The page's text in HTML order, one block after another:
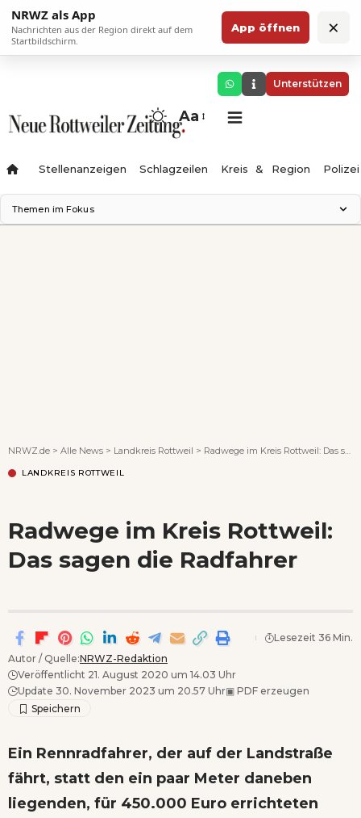
NRWZ als App
Nachrichten aus der Region direkt auf dem
Startbildschirm.
App öffnen ×
Unterstützen
Aa
Stellenanzeigen Schlagzeilen Kreis & Region Polizei
Themen im Fokus
NRWZ.de > Alle News > Landkreis Rottweil > Radwege im Kreis Rottweil: Das sagen die Radfahrer
LANDKREIS ROTTWEIL
Radwege im Kreis Rottweil:
Das sagen die Radfahrer
Autor / Quelle:NRWZ-Redaktion
Veröffentlicht 21. August 2020 um 14.03 Uhr
Update 30. November 2023 um 20.57 Uhr▣ PDF erzeugen
Lesezeit 36 Min.
Ein Rennradfahrer, der auf der Landstraße
fährt, statt den ein paar Meter daneben
liegenden, für 450.000 Euro errichteten